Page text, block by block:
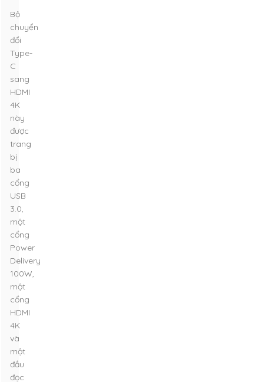
Bộ
chuyển
đổi
Type-
C
sang
HDMI
4K
này
được
trang
bị
ba
cổng
USB
3.0,
một
cổng
Power
Delivery
100W,
một
cổng
HDMI
4K
và
một
đầu
đọc